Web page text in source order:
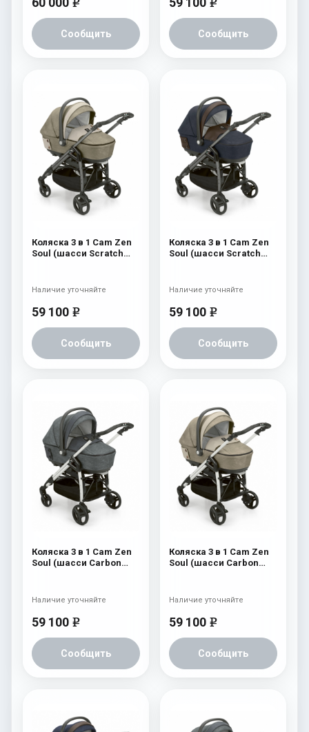
e
Сообщить
e
Сообщить
Коляска 3 в 1 Cam Zen
Soul (шасси Scratch
59 100 e
Сообщить
Наличие уточняйте
Коляска 3 в 1 Cam Zen
Soul (шасси Scratch
59 100 e
Сообщить
Наличие уточняйте
Коляска 3 в 1 Cam Zen
Soul (шасси Carbon
59 100 e
Сообщить
Наличие уточняйте
Коляска 3 в 1 Cam Zen
Soul (шасси Carbon
59 100 e
Сообщить
Наличие уточняйте